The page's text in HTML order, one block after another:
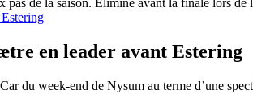
de la saison. Éliminé avant la finale lors de
en leader avant Estering
du week-end de Nysum au terme d’une